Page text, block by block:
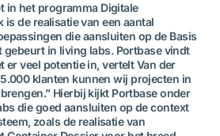
in het programma Digitale
de realisatie van een aantal
die aansluiten op de Basis
gebeurt in living labs. Portbase vindt
er veel potentie in, vertelt Van der
klanten kunnen wij projecten in
Hierbij kijkt Portbase onder
die goed aansluiten op de context
zoals de realisatie van